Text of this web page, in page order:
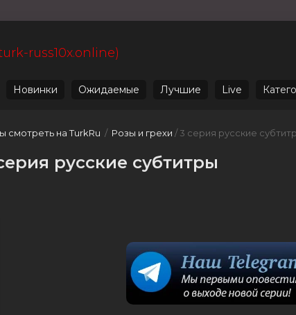
russ10x.online)
Новинки Ожидаемые Лучшие Live
смотреть на TurkRu / Розы и грехи / 3 серия русские
русские субтитры